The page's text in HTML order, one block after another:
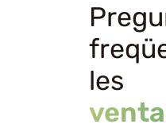
les